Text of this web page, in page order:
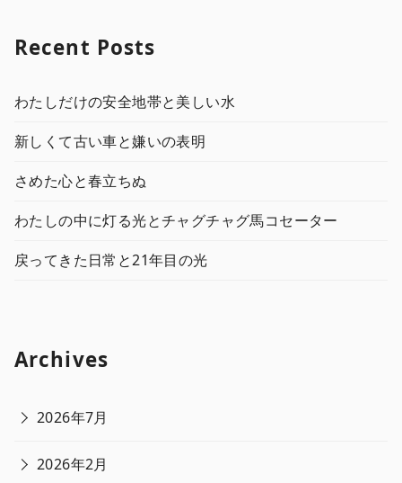
Recent Posts
わたしだけの安全地帯と美しい水
新しくて古い車と嫌いの表明
さめた心と春立ちぬ
わたしの中に灯る光とチャグチャグ馬コセーター
戻ってきた日常と21年目の光
Archives
2026年7月
2026年2月